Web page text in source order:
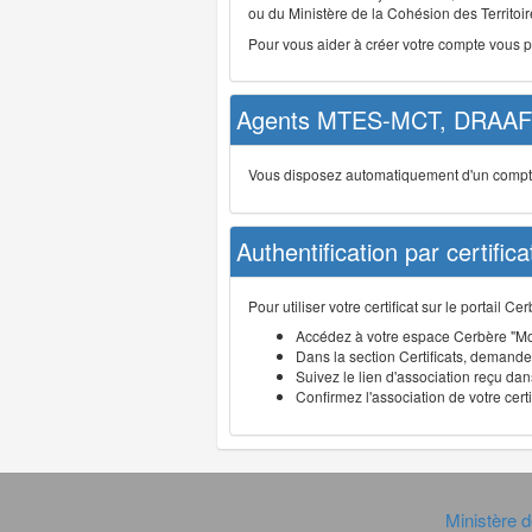
ou du Ministère de la Cohésion des
Pour vous aider à créer votre compte vous
Agents MTES-MCT,
Vous disposez automatiquement d'un
Authentification par
Pour utiliser votre certificat sur le portail
Accédez à votre espace Cerbère
Dans la section Certificats,
Suivez le lien d'association reçu
Confirmez l'association de votre
Ministère